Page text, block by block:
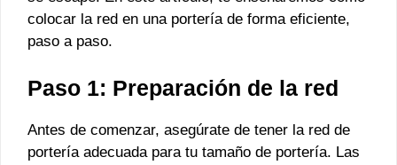
colocar la red en una portería de forma eficiente,
paso a paso.
Paso 1: Preparación de la red
Antes de comenzar, asegúrate de tener la red de
portería adecuada para tu tamaño de portería. Las